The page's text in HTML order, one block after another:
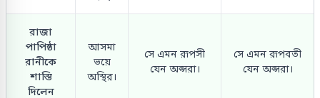
রাজা
পাপিষ্ঠা
রানীকে
শাস্তি
দিলেন
আসমা
ভয়ে
অস্থির।
সে এমন রূপসী
যেন অপ্সরা।
সে এমন রূপবতী
যেন অপ্সরা।